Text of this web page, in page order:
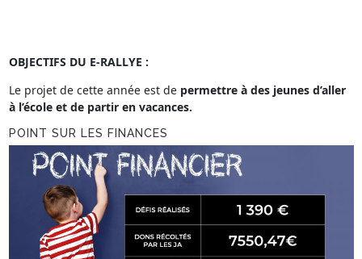
OBJECTIFS DU E-RALLYE :
Le projet de cette année est de permettre à des jeunes d’aller
à l’école et de partir en vacances.
POINT SUR LES FINANCES